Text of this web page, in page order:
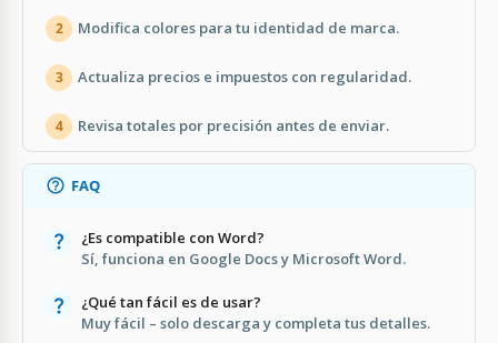
2 Modifica colores para tu identidad de marca.
3 Actualiza precios e impuestos con regularidad.
4 Revisa totales por precisión antes de enviar.
FAQ
¿Es compatible con Word?
Sí, funciona en Google Docs y Microsoft Word.
¿Qué tan fácil es de usar?
Muy fácil – solo descarga y completa tus detalles.